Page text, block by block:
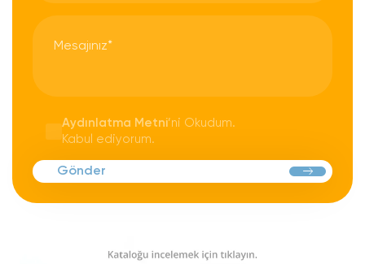
Aydınlatma Metni’ni Okudum.
Kabul ediyorum.
Gönder